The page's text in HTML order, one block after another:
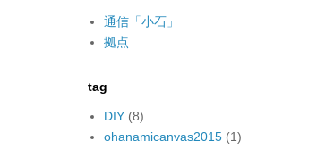
通信「小石」
拠点
tag
DIY (8)
ohanamicanvas2015 (1)